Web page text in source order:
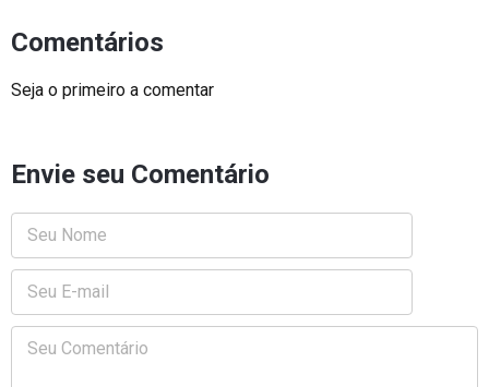
Comentários
Seja o primeiro a comentar
Envie seu Comentário